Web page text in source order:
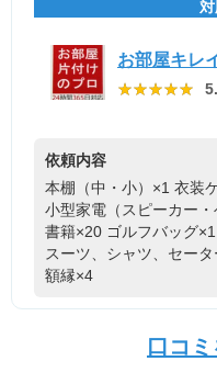
お部屋キレ
★★★★★
★★★★★
依頼内容
本棚（中・小）×1 衣装
小型家電（スピーカー
書籍×20 ゴルフバッグ×1
スーツ、シャツ、セー
額縁×4
口コ